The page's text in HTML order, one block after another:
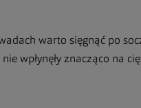
warto sięgnąć po
wpłynęły znacząco na